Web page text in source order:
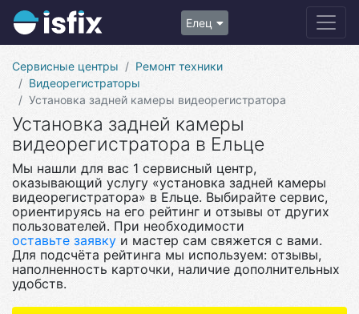
Елец
Сервисные центры
Ремонт техники
Видеорегистраторы
Установка задней камеры видеорегистратора
Установка задней камеры
видеорегистратора в Ельце
Мы нашли для вас 1 сервисный центр,
оказывающий услугу «установка задней камеры
видеорегистратора» в Ельце. Выбирайте сервис,
ориентируясь на его рейтинг и отзывы от других
пользователей. При необходимости
оставьте заявку и мастер сам свяжется с вами.
Для подсчёта рейтинга мы используем: отзывы,
наполненность карточки, наличие дополнительных
удобств.